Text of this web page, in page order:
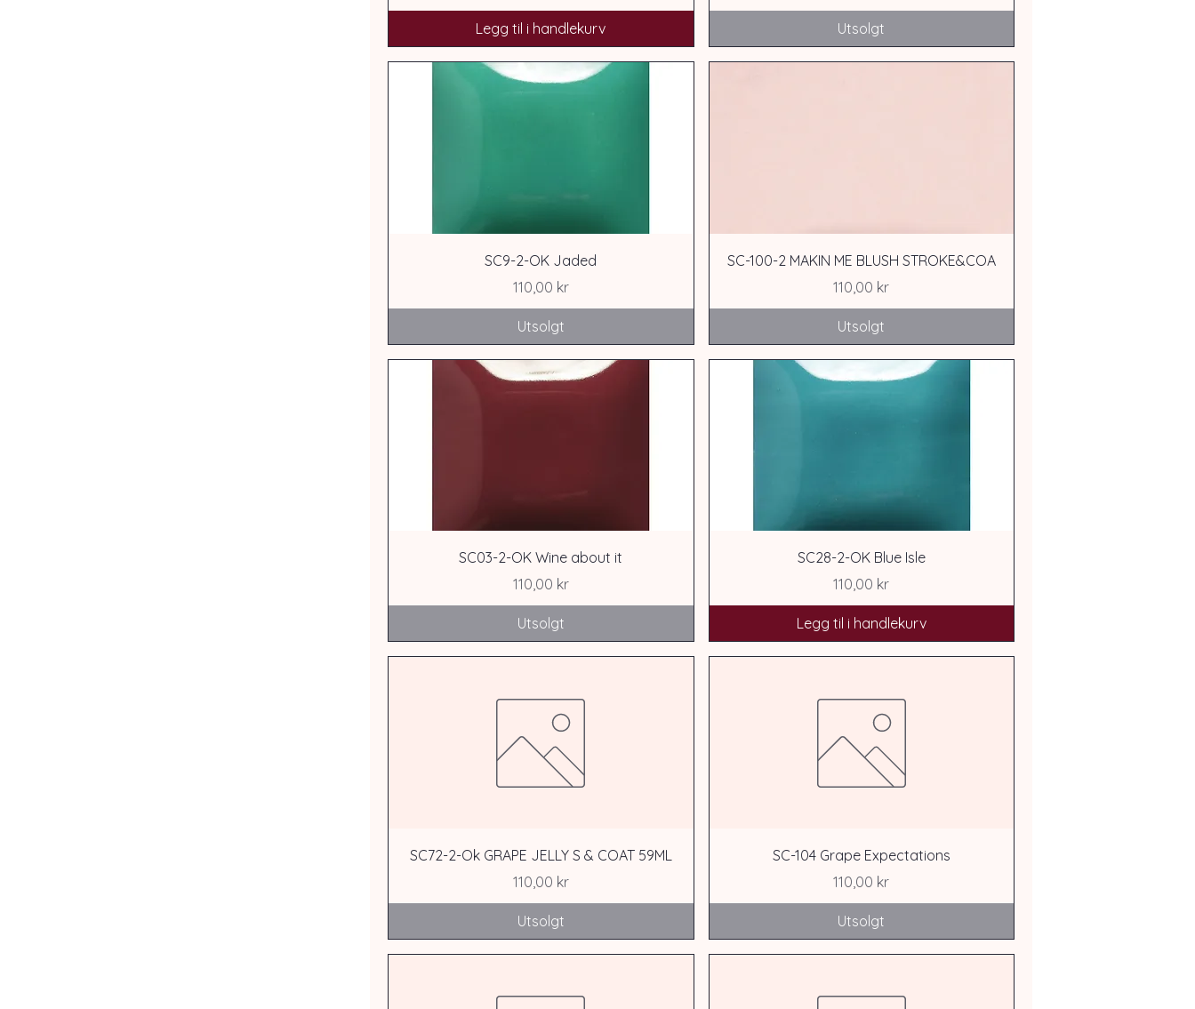
Legg til i handlekurv Utsolgt
SC9-2-OK Jaded
Pris
110,00 kr
Utsolgt
SC-100-2 MAKIN ME BLUSH STROKE&COA
Pris
110,00 kr
Utsolgt
SC03-2-OK Wine about it
Pris
110,00 kr
Utsolgt
SC28-2-OK Blue Isle
Pris
110,00 kr
Legg til i handlekurv
SC72-2-Ok GRAPE JELLY S & COAT 59ML
Pris
110,00 kr
Utsolgt
SC-104 Grape Expectations
Pris
110,00 kr
Utsolgt